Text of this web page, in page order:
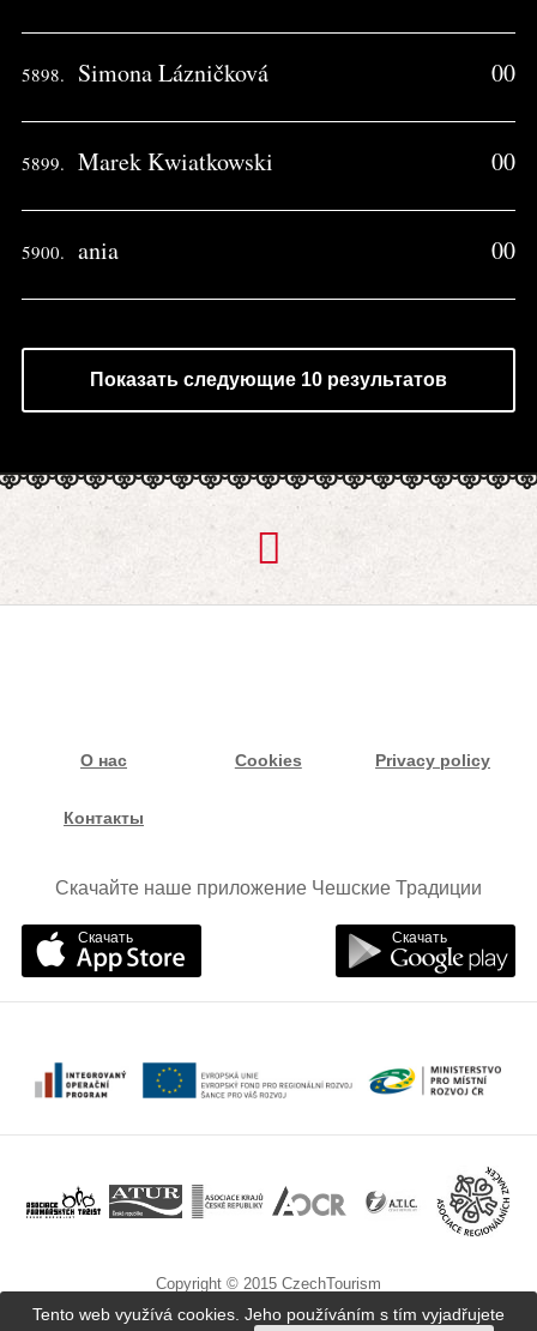
5898. Simona Lázničková 00
5899. Marek Kwiatkowski 00
5900. ania 00
Показать следующие 10 результатов
О нас Cookies Privacy policy
Контакты
Скачайте наше приложение Чешские Традиции
Скачать Скачать
Copyright © 2015 CzechTourism
Tento web využívá cookies. Jeho používáním s tím vyjadřujete